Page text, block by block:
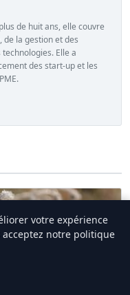
de huit ans, elle couvre
de la gestion et des
Elle a
des start-up et les
votre expérience
notre politique